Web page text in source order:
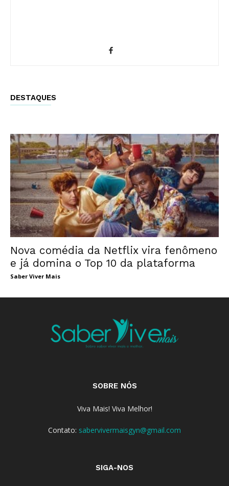
DESTAQUES
Nova comédia da Netflix vira fenômeno
e já domina o Top 10 da plataforma
Saber Viver Mais
SOBRE NÓS
Viva Mais! Viva Melhor!
Contato: sabervivermaisgyn@gmail.com
SIGA-NOS